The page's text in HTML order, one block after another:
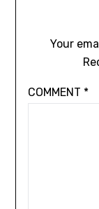
Your
COMMENT *